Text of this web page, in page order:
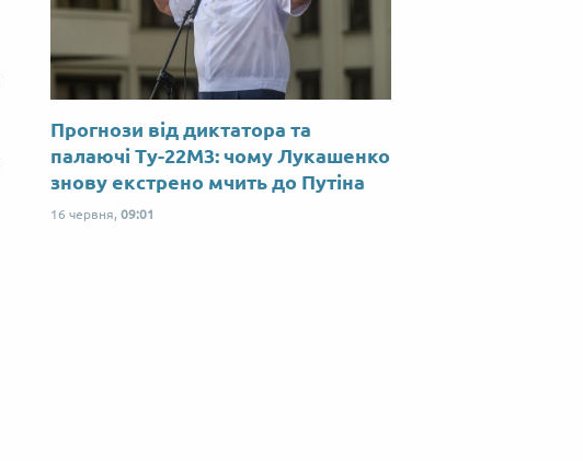
Прогнози від диктатора та
палаючі Ту-22М3: чому Лукашенко
знову екстрено мчить до Путіна
16 червня, 09:01